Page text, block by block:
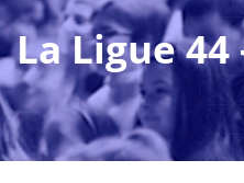
La Ligue 44